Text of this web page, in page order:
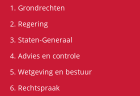
1. Grondrechten
2. Regering
3. Staten-Generaal
4. Advies en controle
5. Wetgeving en bestuur
6. Rechtspraak